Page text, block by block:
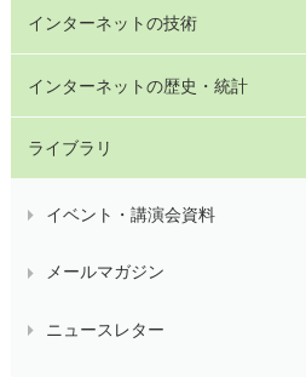
インターネットの技術
インターネットの歴史・統計
ライブラリ
イベント・講演会資料
メールマガジン
ニュースレター